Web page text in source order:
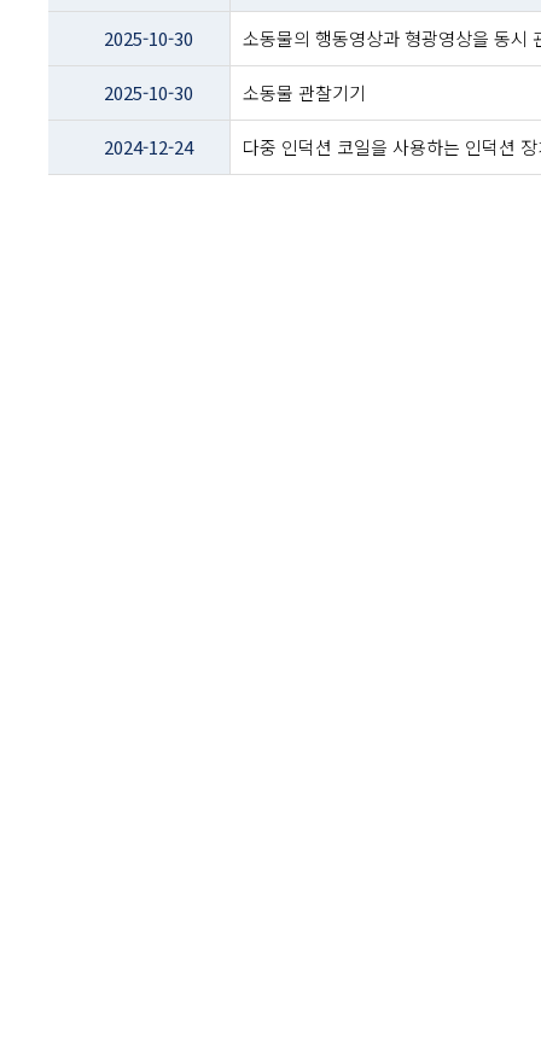
및
2025-10-30 소동물의 행동영상과 형광영상을 동시
2025-10-30 소동물 관찰기기
2024-12-24 다중 인덕션 코일을 사용하는 인덕션